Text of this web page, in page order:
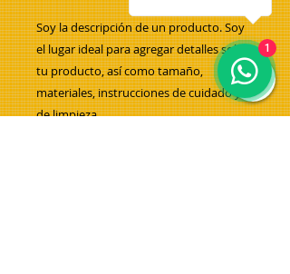
Soy la descripción de un producto. Soy
el lugar ideal para agregar detalles sobre
tu producto, así como tamaño,
materiales, instrucciones de cuidado y
de limpieza.
1